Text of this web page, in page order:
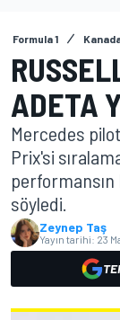
Formula 1
ADETA
Mercedes
Prix'si
söyledi.
Zeynep Taş
Yayın tarihi: 23